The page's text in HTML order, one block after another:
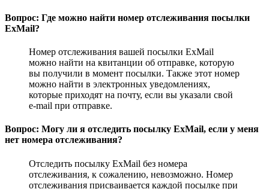
Вопрос: Где можно найти номер отслеживания посылки
ExMail?
Номер отслеживания вашей посылки ExMail
можно найти на квитанции об отправке, которую
вы получили в момент посылки. Также этот номер
можно найти в электронных уведомлениях,
которые приходят на почту, если вы указали свой
e-mail при отправке.
Вопрос: Могу ли я отследить посылку ExMail, если у меня
нет номера отслеживания?
Отследить посылку ExMail без номера
отслеживания, к сожалению, невозможно. Номер
отслеживания присваивается каждой посылке при